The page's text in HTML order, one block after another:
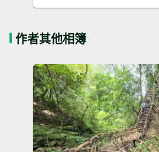
作者其他相簿